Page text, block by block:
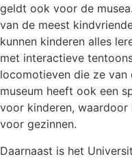
geldt ook voor de
van de meest
kunnen kinderen alles
met interactieve
locomotieven die ze
museum heeft ook een
voor kinderen, waardoor
voor gezinnen.
Daarnaast is het